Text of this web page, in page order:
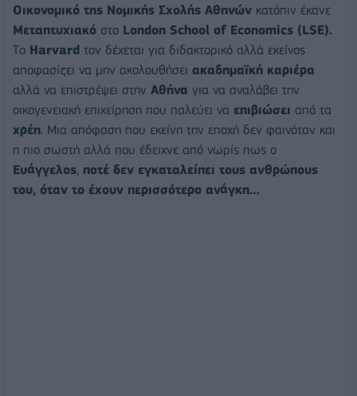
Οικονομικό της Νομικής Σχολής Αθηνών κατόπιν έκανε
Μεταπτυχιακό στο London School of Economics (LSE).
Tο Harvard τον δέχεται για διδακτορικό αλλά εκείνος
αποφασίζει να μην ακολουθήσει ακαδημαϊκή καριέρα
αλλά να επιστρέψει στην Αθήνα για να αναλάβει την
οικογενειακή επιχείρηση που παλεύει να επιβιώσει από τα
χρέη. Μια απόφαση που εκείνη την εποχή δεν φαινόταν και
η πιο σωστή αλλά που έδειχνε από νωρίς πως ο
Ευάγγελος, ποτέ δεν εγκαταλείπει τους ανθρώπους
του, όταν το έχουν περισσότερο ανάγκη…